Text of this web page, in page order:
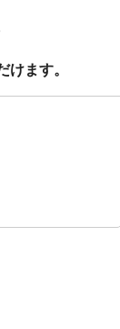
ます。